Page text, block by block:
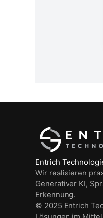
Entrich
Wir realisieren
Generativer KI,
Erkennung.
© 2025 Entrich